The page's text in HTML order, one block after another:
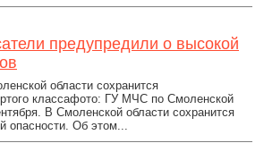
предупредили о высокой
области сохранится
классафото: ГУ МЧС по Смоленской
В Смоленской области сохранится
опасности. Об этом...